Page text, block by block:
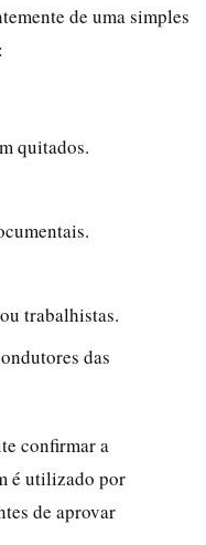
de uma simples
quitados.
trabalhistas.
das
confirmar a
é utilizado por
de aprovar